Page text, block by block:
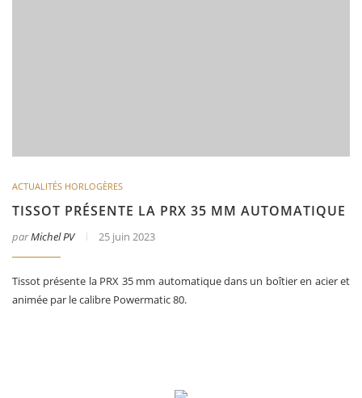
ACTUALITÉS HORLOGÈRES
TISSOT PRÉSENTE LA PRX 35 MM AUTOMATIQUE
parMichel PV 25 juin 2023
Tissot présente la PRX 35 mm automatique dans un boîtier en acier et
animée par le calibre Powermatic 80.